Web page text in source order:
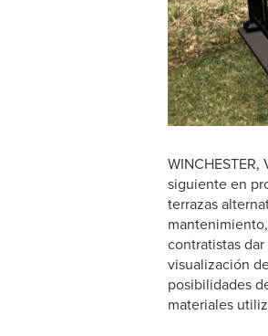
siguiente en
terrazas
contratistas
visualización
posibilidades
materiales